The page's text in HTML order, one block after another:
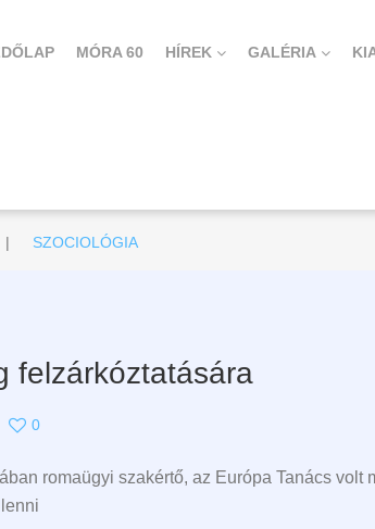
MÓRA 60 HÍREK GALÉRIA
| SZOCIOLÓGIA
felzárkóztatására
0
romaügyi szakértő, az Európa Tanács volt